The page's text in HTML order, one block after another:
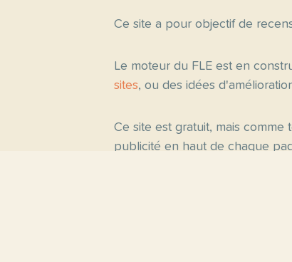
Ce site a pour objectif de
Le moteur du FLE est en
sites, ou des idées
Ce site est gratuit, mais
publicité en haut de chaque